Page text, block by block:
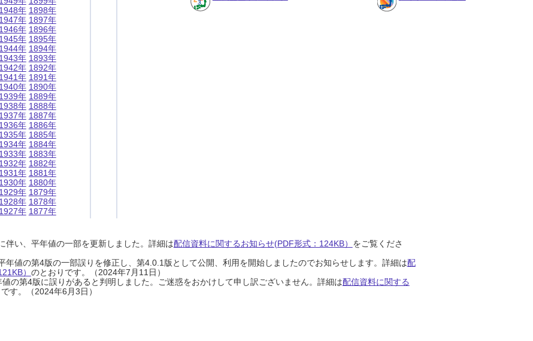
1948年
1947年
1946年
1945年
1944年
1943年
1942年
1941年
1940年
1939年
1938年
1937年
1936年
1935年
1934年
1933年
1932年
1931年
1930年
1929年
1928年
1927年
1898年
1897年
1896年
1895年
1894年
1893年
1892年
1891年
1890年
1889年
1888年
1887年
1886年
1885年
1884年
1883年
1882年
1881年
1880年
1879年
1878年
1877年
伴い、平年値の一部を更新しました。詳細は配信資料に関するお知らせ(PDF形式：124KB） をご覧くださ
年値の第4版の一部誤りを修正し、第4.0.1版として公開、利用を開始しましたのでお知らせします。詳細は配
） のとおりです。（2024年7月11日）
の第4版に誤りがあると判明しました。ご迷惑をおかけして申し訳ございません。詳細は配信資料に関する
す。（2024年6月3日）